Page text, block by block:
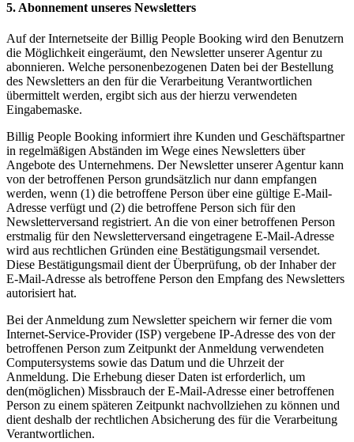
5. Abonnement unseres Newsletters
Auf der Internetseite der Billig People Booking wird den Benutzern
die Möglichkeit eingeräumt, den Newsletter unserer Agentur zu
abonnieren. Welche personenbezogenen Daten bei der Bestellung
des Newsletters an den für die Verarbeitung Verantwortlichen
übermittelt werden, ergibt sich aus der hierzu verwendeten
Eingabemaske.
Billig People Booking informiert ihre Kunden und Geschäftspartner
in regelmäßigen Abständen im Wege eines Newsletters über
Angebote des Unternehmens. Der Newsletter unserer Agentur kann
von der betroffenen Person grundsätzlich nur dann empfangen
werden, wenn (1) die betroffene Person über eine gültige E-Mail-
Adresse verfügt und (2) die betroffene Person sich für den
Newsletterversand registriert. An die von einer betroffenen Person
erstmalig für den Newsletterversand eingetragene E-Mail-Adresse
wird aus rechtlichen Gründen eine Bestätigungsmail versendet.
Diese Bestätigungsmail dient der Überprüfung, ob der Inhaber der
E-Mail-Adresse als betroffene Person den Empfang des Newsletters
autorisiert hat.
Bei der Anmeldung zum Newsletter speichern wir ferner die vom
Internet-Service-Provider (ISP) vergebene IP-Adresse des von der
betroffenen Person zum Zeitpunkt der Anmeldung verwendeten
Computersystems sowie das Datum und die Uhrzeit der
Anmeldung. Die Erhebung dieser Daten ist erforderlich, um
den(möglichen) Missbrauch der E-Mail-Adresse einer betroffenen
Person zu einem späteren Zeitpunkt nachvollziehen zu können und
dient deshalb der rechtlichen Absicherung des für die Verarbeitung
Verantwortlichen.